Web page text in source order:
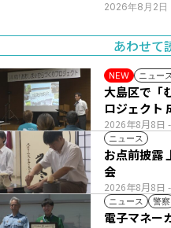
2026年8月2日
あわせて
NEW ニュース
2026年8月8日
大島区で「
ロジェクト
ニュース
2026年8月8日
お点前披露
会
ニュース 警察
電子マネー